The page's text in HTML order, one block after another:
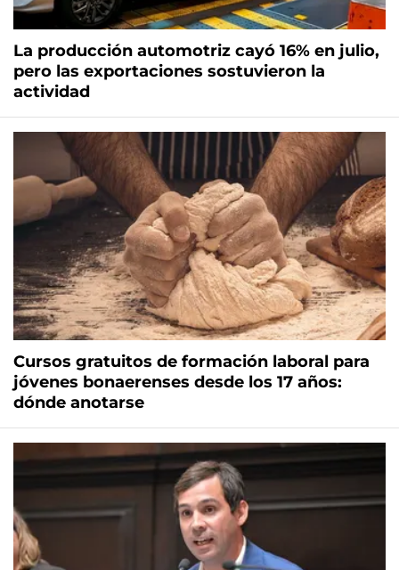
La producción automotriz cayó 16% en julio,
pero las exportaciones sostuvieron la
actividad
Cursos gratuitos de formación laboral para
jóvenes bonaerenses desde los 17 años:
dónde anotarse